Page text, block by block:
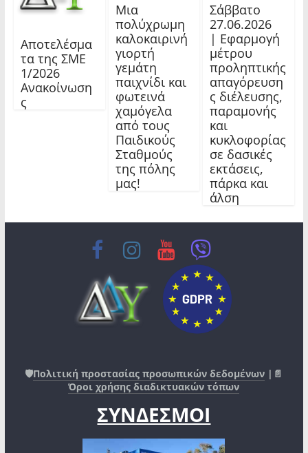
Αποτελέσμα
τα της ΣΜΕ
1/2026
Ανακοίνωση
ς
Μια
πολύχρωμη
καλοκαιρινή
γιορτή
γεμάτη
παιχνίδι και
φωτεινά
χαμόγελα
από τους
Παιδικούς
Σταθμούς
της πόλης
μας!
Σάββατο
27.06.2026
| Εφαρμογή
μέτρου
προληπτικής
απαγόρευση
ς διέλευσης,
παραμονής
και
κυκλοφορίας
σε δασικές
εκτάσεις,
πάρκα και
άλση
🛡️Πολιτική προστασίας προσωπικών δεδομένων |📄
Όροι χρήσης διαδικτυακών τόπων
ΣΥΝΔΕΣΜΟΙ